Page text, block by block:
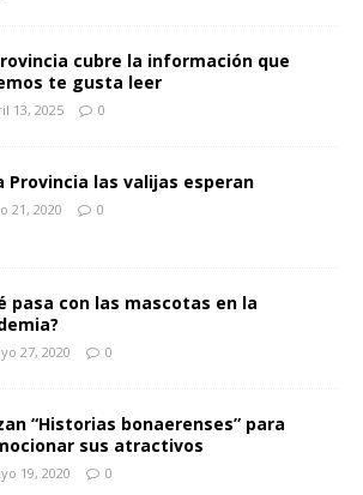
cubre la información que
te gusta leer
13, 2025 0
Provincia las valijas esperan
21, 2020 0
pasa con las mascotas en la
27, 2020 0
“Historias bonaerenses” para
sus atractivos
19, 2020 0